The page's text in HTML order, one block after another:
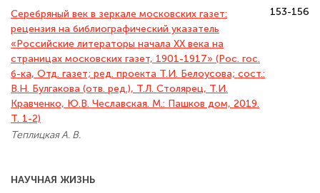
Серебряный век в зеркале московских газет:
рецензия на библиографический указатель
«Российские литераторы начала ХХ века на
страницах московских газет, 1901-1917» (Рос. гос.
б-ка, Отд. газет; ред. проекта Т.И. Белоусова; сост.:
В.Н. Булгакова (отв. ред.), Т.Л. Столярец, Т.И.
Кравченко, Ю.В. Чеславская. М.: Пашков дом, 2019.
Т. 1-2)
Теплицкая А. В.
153-156
НАУЧНАЯ ЖИЗНЬ